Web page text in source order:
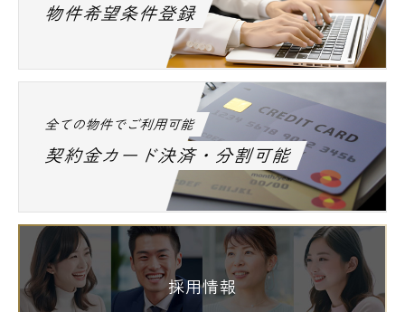
物件希望条件登録
全ての物件でご利用可能
契約金カード決済・分割可能
採用情報